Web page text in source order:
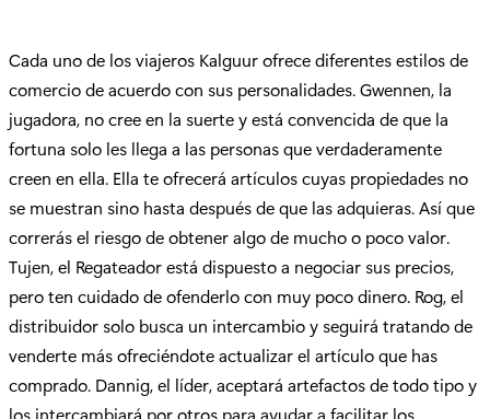
Cada uno de los viajeros Kalguur ofrece diferentes estilos de
comercio de acuerdo con sus personalidades. Gwennen, la
jugadora, no cree en la suerte y está convencida de que la
fortuna solo les llega a las personas que verdaderamente
creen en ella. Ella te ofrecerá artículos cuyas propiedades no
se muestran sino hasta después de que las adquieras. Así que
correrás el riesgo de obtener algo de mucho o poco valor.
Tujen, el Regateador está dispuesto a negociar sus precios,
pero ten cuidado de ofenderlo con muy poco dinero. Rog, el
distribuidor solo busca un intercambio y seguirá tratando de
venderte más ofreciéndote actualizar el artículo que has
comprado. Dannig, el líder, aceptará artefactos de todo tipo y
los intercambiará por otros para ayudar a facilitar los